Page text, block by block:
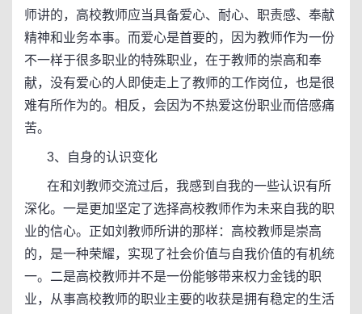
师讲的，高校教师应当具备爱心、耐心、职责感、奉献
精神和业务本事。而爱心是首要的，因为教师作为一份
不一样于很多职业的特殊职业，在于教师的崇高和奉
献，没有爱心的人即使走上了教师的工作岗位，也是很
难有所作为的。相反，会因为不热爱这份职业而倍感痛
苦。
3、自身的认识变化
在和刘教师交流过后，我感到自我的一些认识有所
深化。一是更加坚定了选择高校教师作为未来自我的职
业的信心。正如刘教师所讲的那样：高校教师是崇高
的，是一种荣耀，实现了社会价值与自我价值的有机统
一。二是高校教师并不是一份能够带来权力金钱的职
业，从事高校教师的职业主要的收获是拥有稳定的生活